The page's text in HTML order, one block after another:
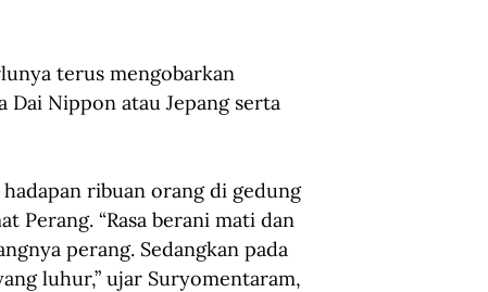
terus mengobarkan
Dai Nippon atau Jepang serta
ribuan orang di gedung
Perang. “Rasa berani mati dan
perang. Sedangkan pada
luhur,” ujar Suryomentaram,